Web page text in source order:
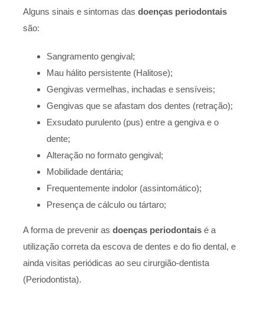
Alguns sinais e sintomas das doenças periodontais
são:
Sangramento gengival;
Mau hálito persistente (Halitose);
Gengivas vermelhas, inchadas e sensíveis;
Gengivas que se afastam dos dentes (retração);
Exsudato purulento (pus) entre a gengiva e o
dente;
Alteração no formato gengival;
Mobilidade dentária;
Frequentemente indolor (assintomático);
Presença de cálculo ou tártaro;
A forma de prevenir as doenças periodontaisé a
utilização correta da escova de dentes e do fio dental, e
ainda visitas periódicas ao seu cirurgião-dentista
(Periodontista).